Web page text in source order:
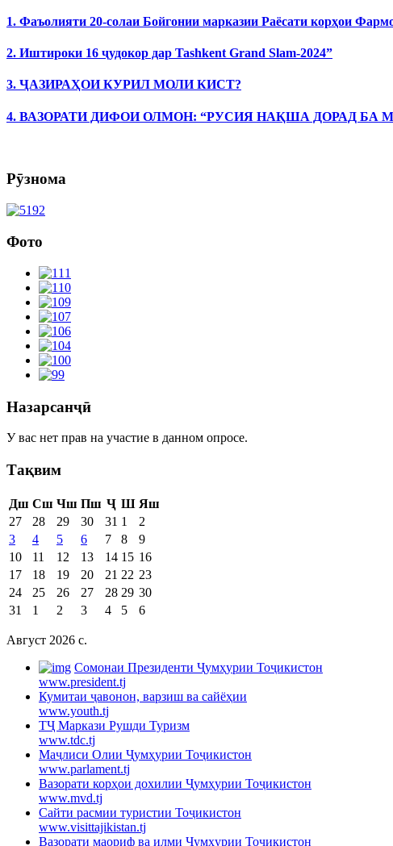
1. Фаъолияти 20-солаи Бойгонии марказии Раёсати корҳои
2. Иштироки 16 ҷудокор дар Tashkent Grand Slam-2024”
3. ҶАЗИРАҲОИ КУРИЛ МОЛИ КИСТ?
4. ВАЗОРАТИ ДИФОИ ОЛМОН: “РУСИЯ НАҚША ДОРАД БА
Рӯзнома
Фото
Назарсанҷӣ
У вас нет прав на участие в данном опросе.
Тақвим
Дш Сш Чш Пш Ҷ Ш Яш
27
28 29 30 31 1
2
3
4 5 6 7 8
9
10
11 12 13 14 15 16
17
18 19 20 21 22 23
24
25 26 27 28 29 30
31
1 2 3 4 5 6
Август 2026 c.
Cомонаи Президенти Ҷумҳурии Тоҷикистон
www.president.tj
Кумитаи ҷавонон, варзиш ва сайёҳии
www.youth.tj
ТҶ Маркази Рушди Туризм
www.tdc.tj
Маҷлиси Олии Ҷумҳурии Тоҷикистон
www.parlament.tj
Вазорати корҳои дохилии Ҷумҳурии Тоҷикистон
www.mvd.tj
Сайти расмии туристии Тоҷикистон
www.visittajikistan.tj
Вазорати маориф ва илми Ҷумҳурии Тоҷикистон